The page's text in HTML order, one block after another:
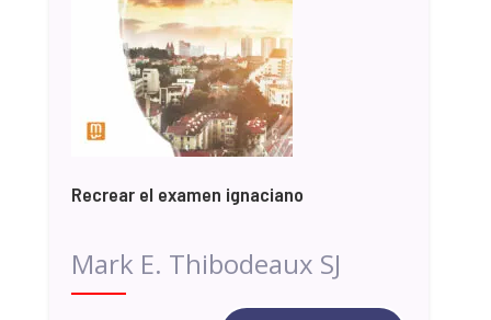
Recrear el examen ignaciano
Mark E. Thibodeaux SJ